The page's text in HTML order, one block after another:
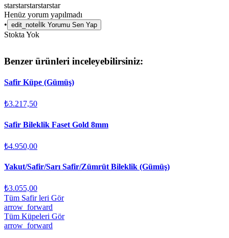
starstarstarstarstar
Henüz yorum yapılmadı
• edit_note İlk Yorumu Sen Yap
Stokta Yok
Benzer ürünleri inceleyebilirsiniz:
Safir Küpe (Gümüş)
₺3.217,50
Safir Bileklik Faset Gold 8mm
₺4.950,00
Yakut/Safir/Sarı Safir/Zümrüt Bileklik (Gümüş)
₺3.055,00
Tüm Safir leri Gör
arrow_forward
Tüm Küpeleri Gör
arrow_forward